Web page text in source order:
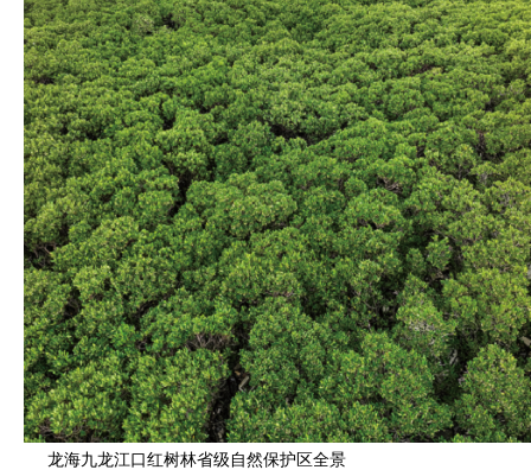
龙海九龙江口红树林省级自然保护区全景